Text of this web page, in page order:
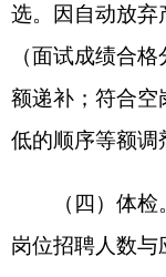
相关材料进行审查
考核总成绩由高到
（六）公示及
在克州人民政府网
公示期满无异
2026年3月2日至3